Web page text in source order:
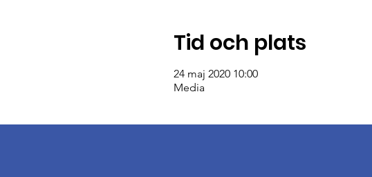
Tid och plats
24 maj 2020 10:00
Media